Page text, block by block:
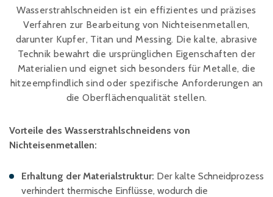
Wasserstrahlschneiden ist ein effizientes und präzises
Verfahren zur Bearbeitung von Nichteisenmetallen,
darunter Kupfer, Titan und Messing. Die kalte, abrasive
Technik bewahrt die ursprünglichen Eigenschaften der
Materialien und eignet sich besonders für Metalle, die
hitzeempfindlich sind oder spezifische Anforderungen an
die Oberflächenqualität stellen.
Vorteile des Wasserstrahlschneidens von
Nichteisenmetallen:
Erhaltung der Materialstruktur: Der kalte Schneidprozess
verhindert thermische Einflüsse, wodurch die
Schaumstoffe und
Dämmstoffe
Holz – Holzwerkstoffe
Über WJS
Veranstaltungskalender
Karriere